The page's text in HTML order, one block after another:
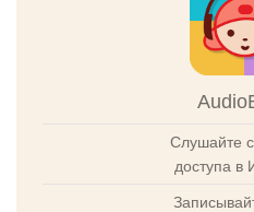
Слушайте
доступа в